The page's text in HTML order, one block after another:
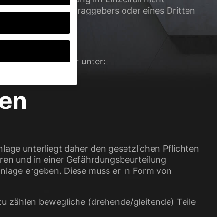
des Auftraggebers oder eines Dritten
datenschutz/.
abrufbar unter:
unterliegt daher den gesetzlichen Pflichten
und in einer Gefährdungsbeurteilung
ergeben. Diese muss er in Form von
zählen bewegliche (drehende/gleitende) Teile
müssen Sie Ihre
ganzen Kategorien